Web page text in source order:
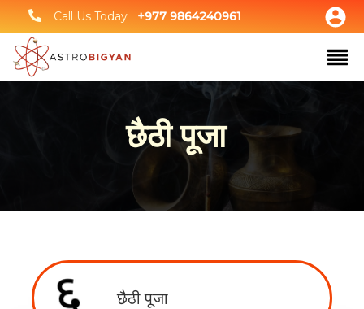
Call Us Today +977 9864240961
छैठी पूजा
छैठी पूजा